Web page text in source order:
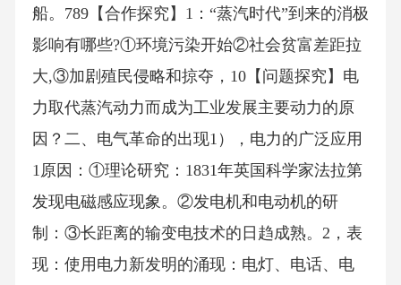
船。789【合作探究】1：“蒸汽时代”到来的消极
影响有哪些?①环境污染开始②社会贫富差距拉
大,③加剧殖民侵略和掠夺，10【问题探究】电
力取代蒸汽动力而成为工业发展主要动力的原
因？二、电气革命的出现1），电力的广泛应用
1原因：①理论研究：1831年英国科学家法拉第
发现电磁感应现象。②发电机和电动机的研
制：③长距离的输变电技术的日趋成熟。2，表
现：使用电力新发明的涌现：电灯、电话、电